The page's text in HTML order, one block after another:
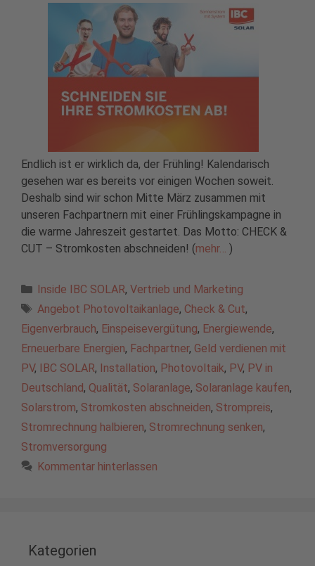
Endlich ist er wirklich da, der Frühling! Kalendarisch
gesehen war es bereits vor einigen Wochen soweit.
Deshalb sind wir schon Mitte März zusammen mit
unseren Fachpartnern mit einer Frühlingskampagne in
die warme Jahreszeit gestartet. Das Motto: CHECK &
CUT – Stromkosten abschneiden! (mehr… )
Kategorien
Inside IBC SOLAR, Vertrieb und Marketing
Schlagwörter
Angebot Photovoltaikanlage, Check & Cut,
Eigenverbrauch, Einspeisevergütung, Energiewende,
Erneuerbare Energien, Fachpartner, Geld verdienen mit
PV, IBC SOLAR, Installation, Photovoltaik, PV, PV in
Deutschland, Qualität, Solaranlage, Solaranlage kaufen,
Solarstrom, Stromkosten abschneiden, Strompreis,
Stromrechnung halbieren, Stromrechnung senken,
Stromversorgung
Kommentar hinterlassen
Kategorien